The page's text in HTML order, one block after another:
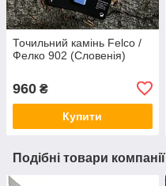
Точильний камінь Felco /
Фелко 902 (Словенія)
960 ₴
Купити
Подібні товари компанії